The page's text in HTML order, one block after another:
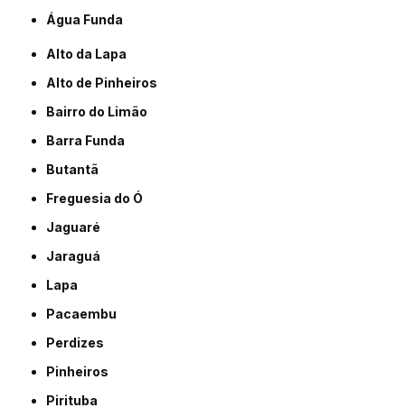
Água Funda
Alto da Lapa
Alto de Pinheiros
Bairro do Limão
Barra Funda
Butantã
Freguesia do Ó
Jaguaré
Jaraguá
Lapa
Pacaembu
Perdizes
Pinheiros
Pirituba